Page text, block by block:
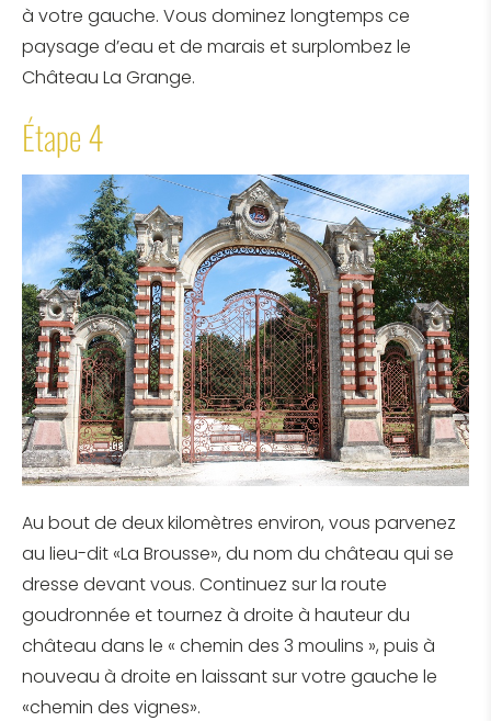
à votre gauche. Vous dominez longtemps ce
paysage d’eau et de marais et surplombez le
Château La Grange.
Étape 4
Au bout de deux kilomètres environ, vous parvenez
au lieu-dit «La Brousse», du nom du château qui se
dresse devant vous. Continuez sur la route
goudronnée et tournez à droite à hauteur du
château dans le « chemin des 3 moulins », puis à
nouveau à droite en laissant sur votre gauche le
«chemin des vignes».